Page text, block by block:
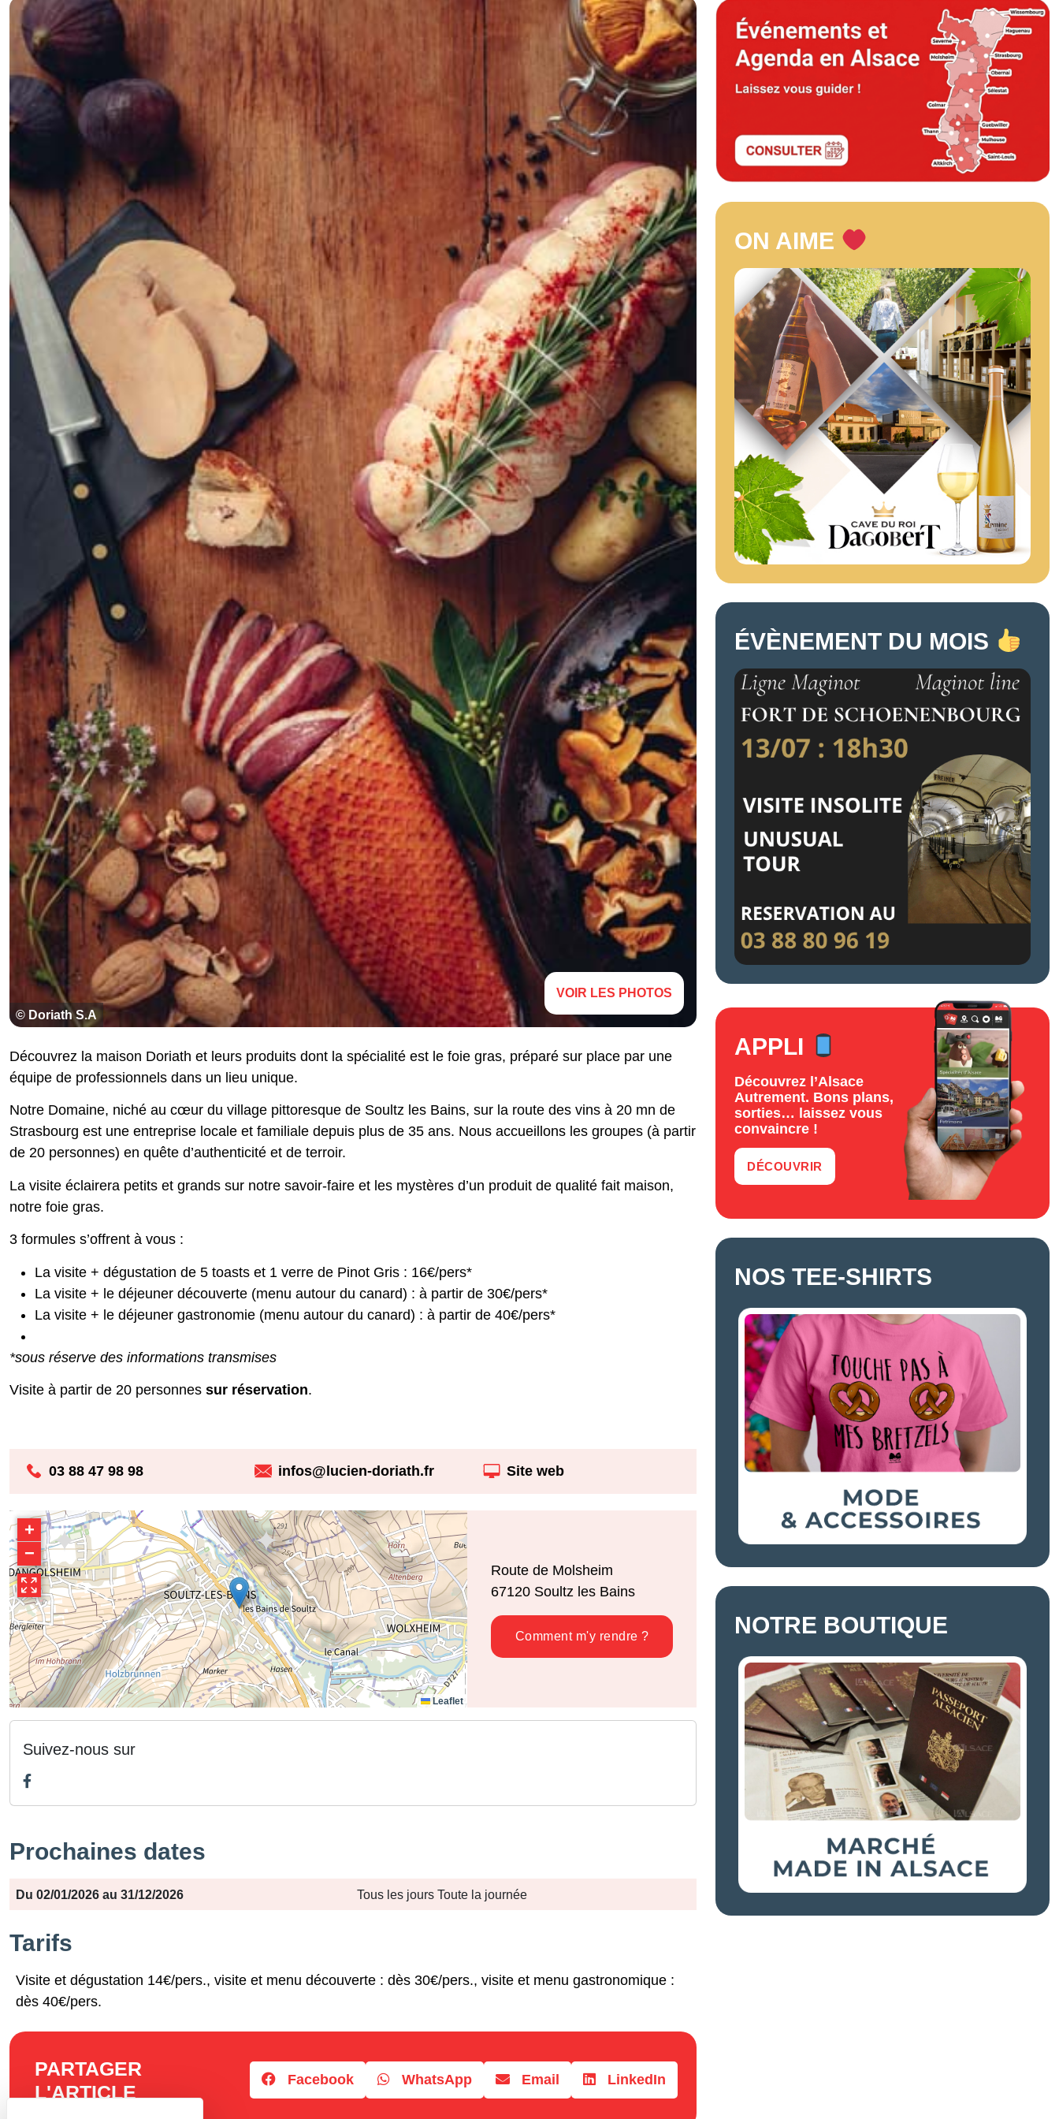
© Doriath S.A
VOIR LES PHOTOS
Découvrez la maison Doriath et leurs produits dont la spécialité est le foie gras, préparé sur place par une
équipe de professionnels dans un lieu unique.
Notre Domaine, niché au cœur du village pittoresque de Soultz les Bains, sur la route des vins à 20 mn de
Strasbourg est une entreprise locale et familiale depuis plus de 35 ans. Nous accueillons les groupes (à partir
de 20 personnes) en quête d’authenticité et de terroir.
La visite éclairera petits et grands sur notre savoir-faire et les mystères d’un produit de qualité fait maison,
notre foie gras.
3 formules s’offrent à vous :
La visite + dégustation de 5 toasts et 1 verre de Pinot Gris : 16€/pers*
La visite + le déjeuner découverte (menu autour du canard) : à partir de 30€/pers*
La visite + le déjeuner gastronomie (menu autour du canard) : à partir de 40€/pers*
*sous réserve des informations transmises
Visite à partir de 20 personnes sur réservation.
03 88 47 98 98 infos@lucien-doriath.fr Site web
+
−
Leaflet
Route de Molsheim
67120 Soultz les Bains
Comment m'y rendre ?
Suivez-nous sur
Prochaines dates
Période Jours Horaires
Du 02/01/2026 au 31/12/2026 Tous les jours Toute la journée
Tarifs
Visite et dégustation 14€/pers., visite et menu découverte : dès 30€/pers., visite et menu gastronomique :
dès 40€/pers.
PARTAGER
L'ARTICLE
Facebook WhatsApp Email LinkedIn
ON AIME
ÉVÈNEMENT DU MOIS
APPLI
Découvrez l’Alsace
Autrement. Bons plans,
sorties… laissez vous
convaincre !
DÉCOUVRIR
NOS TEE-SHIRTS
NOTRE BOUTIQUE